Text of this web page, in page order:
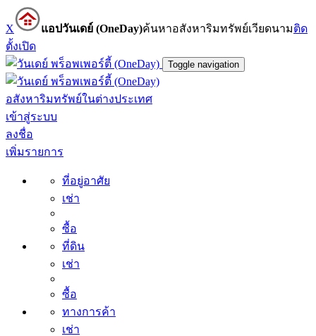
X แอปวันเดย์ (OneDay)ค้นหาอสังหาริมทรัพย์เวียดนามติด
ตั้งเปิด
Toggle navigation
อสังหาริมทรัพย์ในต่างประเทศ
เข้าสู่ระบบ
ลงชื่อ
เพิ่มรายการ
ที่อยู่อาศัย
เช่า
ซื้อ
ที่ดิน
เช่า
ซื้อ
ทางการค้า
เช่า